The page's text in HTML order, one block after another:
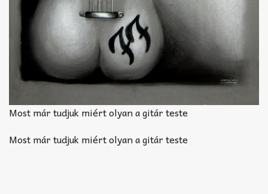
Most már tudjuk miért olyan a gitár teste
Most már tudjuk miért olyan a gitár teste